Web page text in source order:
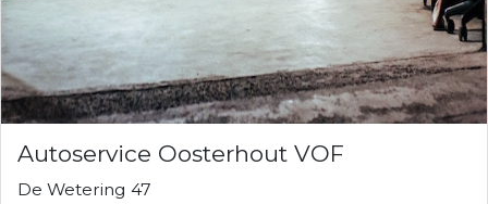
Autoservice Oosterhout VOF
De Wetering 47